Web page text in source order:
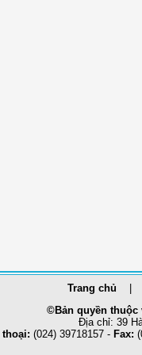
Trang chủ
©Bản quyền thuộc
Địa chỉ: 39
(024) 39718157 - Fax: